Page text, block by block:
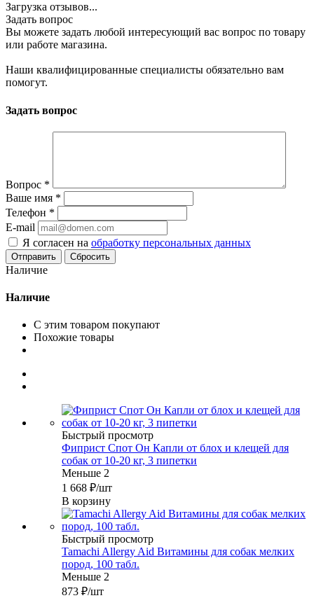
Загрузка отзывов...
Задать вопрос
Вы можете задать любой интересующий вас вопрос по товару
или работе магазина.
Наши квалифицированные специалисты обязательно вам
помогут.
Задать вопрос
Вопрос *
Ваше имя *
Телефон *
E-mail
Я согласен на обработку персональных данных
Сбросить
Наличие
Наличие
С этим товаром покупают
Похожие товары
Быстрый просмотр
Фиприст Спот Он Капли от блох и клещей для
собак от 10-20 кг, 3 пипетки
Меньше 2
1 668 ₽/шт
В корзину
Быстрый просмотр
Tamachi Allergy Aid Витамины для собак мелких
пород, 100 табл.
Меньше 2
873 ₽/шт